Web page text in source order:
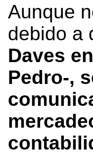
Aunque
debido a
Daves
Pedro-,